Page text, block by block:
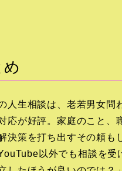
め
人生相談は、老若男女
応が好評。家庭のこと、
決策を打ち出すその頼も
以外でも相談を受